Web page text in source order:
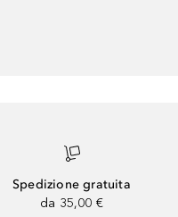
Spedizione gratuita
da 35,00 €